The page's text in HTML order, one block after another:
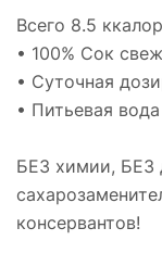
Всего 8.5
• 100% Сок
• Суточная
• Питьевая вода
БЕЗ химии, БЕЗ
консервантов!